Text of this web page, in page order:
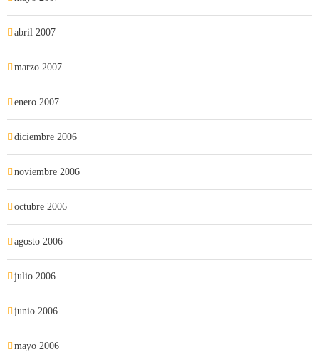
abril 2007
marzo 2007
enero 2007
diciembre 2006
noviembre 2006
octubre 2006
agosto 2006
julio 2006
junio 2006
mayo 2006